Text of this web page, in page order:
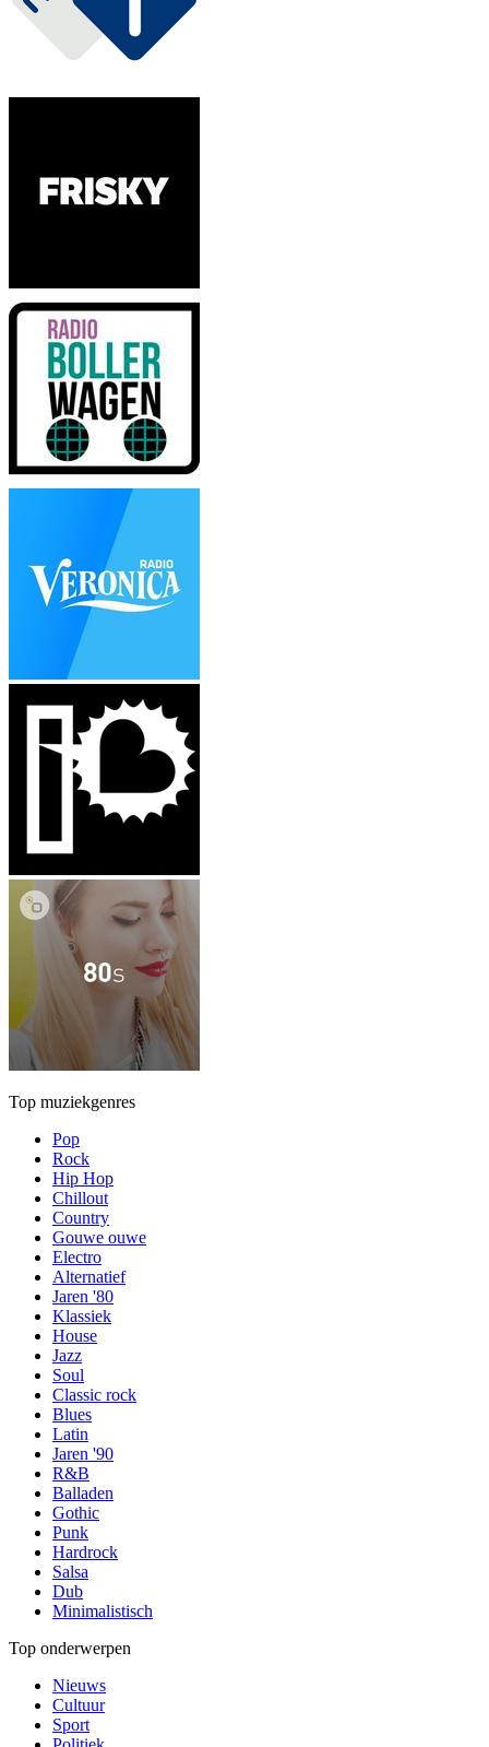
Top muziekgenres
Pop
Rock
Hip Hop
Chillout
Country
Gouwe ouwe
Electro
Alternatief
Jaren '80
Klassiek
House
Jazz
Soul
Classic rock
Blues
Latin
Jaren '90
R&B
Balladen
Gothic
Punk
Hardrock
Salsa
Dub
Minimalistisch
Top onderwerpen
Nieuws
Cultuur
Sport